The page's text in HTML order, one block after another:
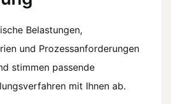
Belastungen,
und Prozessanforderungen
stimmen passende
mit Ihnen ab.